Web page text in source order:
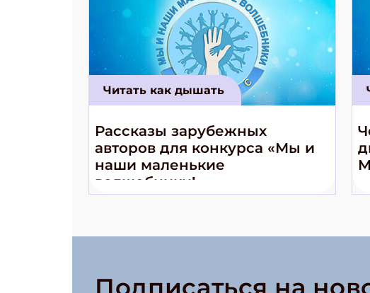
Читать как дышать
Рассказы зарубежных
авторов для конкурса «Мы и
наши маленькие
волшебники!»